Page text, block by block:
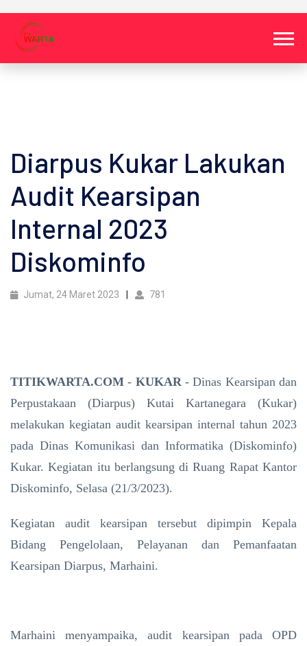
Diarpus Kukar Lakukan
Audit Kearsipan
Internal 2023
Diskominfo
Jumat, 24 Maret 2023 781
TITIKWARTA.COM - KUKAR-Dinas Kearsipan dan
Perpustakaan (Diarpus) Kutai Kartanegara (Kukar)
melakukan kegiatan audit kearsipan internal tahun 2023
pada Dinas Komunikasi dan Informatika (Diskominfo)
Kukar. Kegiatan itu berlangsung di Ruang Rapat Kantor
Diskominfo, Selasa (21/3/2023).
Kegiatan audit kearsipan tersebut dipimpin Kepala
Bidang Pengelolaan, Pelayanan dan Pemanfaatan
Kearsipan Diarpus, Marhaini.
Marhaini menyampaika, audit kearsipan pada OPD